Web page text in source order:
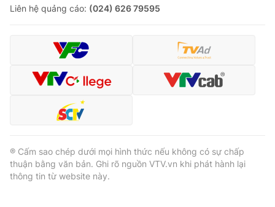
Liên hệ quảng cáo: (024) 626 79595
® Cấm sao chép dưới mọi hình thức nếu không có sự chấp
thuận bằng văn bản. Ghi rõ nguồn VTV.vn khi phát hành lại
thông tin từ website này.